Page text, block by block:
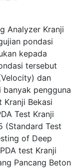
Analyzer Kranji
pondasi
kepada
tersebut
dan
pengguna
Kranji Bekasi
Test Kranji
(Standard Test
of Deep
test Kranji
Pancang Beton